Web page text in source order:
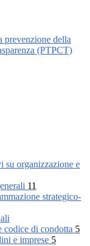
prevenzione della
(PTPCT)
su organizzazione e
11
strategico-
codice di condotta 5
e imprese 5